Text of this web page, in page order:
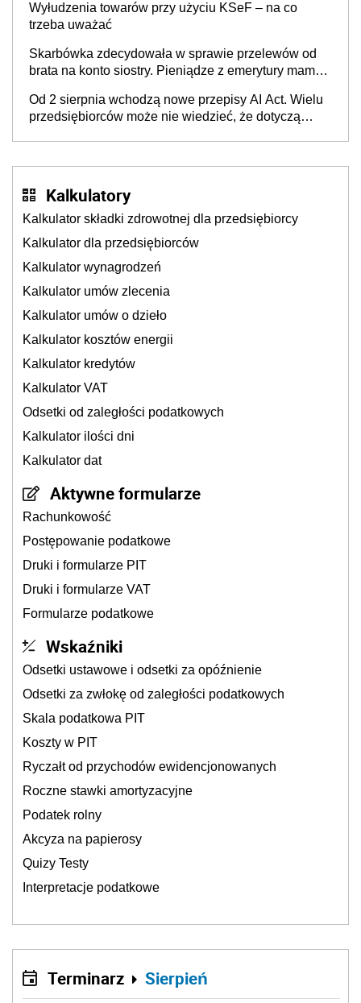
Wyłudzenia towarów przy użyciu KSeF – na co
trzeba uważać
Skarbówka zdecydowała w sprawie przelewów od
brata na konto siostry. Pieniądze z emerytury mamy
będzie
Od 2 sierpnia wchodzą nowe przepisy AI Act. Wielu
przedsiębiorców może nie wiedzieć, że dotyczą
Kalkulatory
Kalkulator składki zdrowotnej dla przedsiębiorcy
Kalkulator dla przedsiębiorców
Kalkulator wynagrodzeń
Kalkulator umów zlecenia
Kalkulator umów o dzieło
Kalkulator kosztów energii
Kalkulator kredytów
Kalkulator VAT
Odsetki od zaległości podatkowych
Kalkulator ilości dni
Kalkulator dat
Aktywne formularze
Rachunkowość
Postępowanie podatkowe
Druki i formularze PIT
Druki i formularze VAT
Formularze podatkowe
Wskaźniki
Odsetki ustawowe i odsetki za opóźnienie
Odsetki za zwłokę od zaległości podatkowych
Skala podatkowa PIT
Koszty w PIT
Ryczałt od przychodów ewidencjonowanych
Roczne stawki amortyzacyjne
Podatek rolny
Akcyza na papierosy
Quizy Testy
Interpretacje podatkowe
Terminarz Sierpień